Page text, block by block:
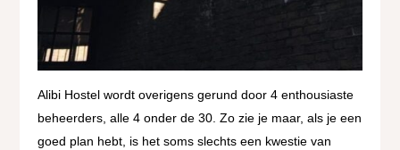
Alibi Hostel wordt overigens gerund door 4 enthousiaste
beheerders, alle 4 onder de 30. Zo zie je maar, als je een
goed plan hebt, is het soms slechts een kwestie van